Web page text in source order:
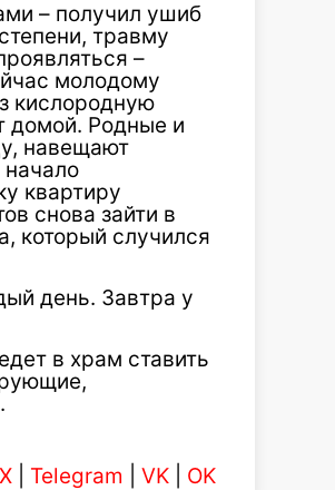
– получил ушиб
травму
–
молодому
кислородную
домой. Родные и
навещают
квартиру
снова зайти в
который случился
день. Завтра у
в храм ставить
Telegram VK OK